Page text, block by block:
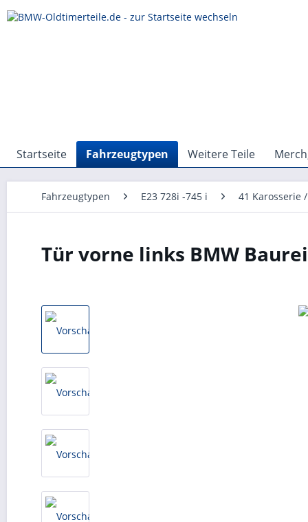
Startseite Fahrzeugtypen Weitere Teile
Fahrzeugtypen E23 728i -745 i 41 Karosserie
Tür vorne links BMW